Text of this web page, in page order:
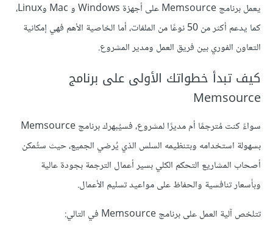
يعمل برنامج Memsource على أجهزة Windows و Mac وLinux،
كما يدعم أكثر من 50 نوعًا من الملفات، أما الخاصية الأهم فهي إمكانية
التعاون الفوري بين فريق العمل ومدير المشروع.
كيف تبدأ خطواتك الأولى على برنامج
Memsource
سواءً كنت مُترجمًا أم مديرًا لمشروع، فسيُبهرك برنامج Memsource
بسهولة استخدامه وبتنظيمه السلس الذي يُرضي الجميع، حيث ستُمكن
أصحاب المشاريع التحكم الكلي بسير أعمال الترجمة بجودة عالية
وبأسعار تنافسية والحفاظ على مواعيد تسليم الأعمال.
تتلخص آلية العمل على برنامج Memsource في التالي: